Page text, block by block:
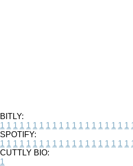
BITLY:
1 1 1 1 1 1 1 1 1 1 1 1 1 1 1 1 1 1 1 1
SPOTIFY:
1 1 1 1 1 1 1 1 1 1 1 1 1 1 1 1 1 1 1 1
CUTTLY BIO:
1